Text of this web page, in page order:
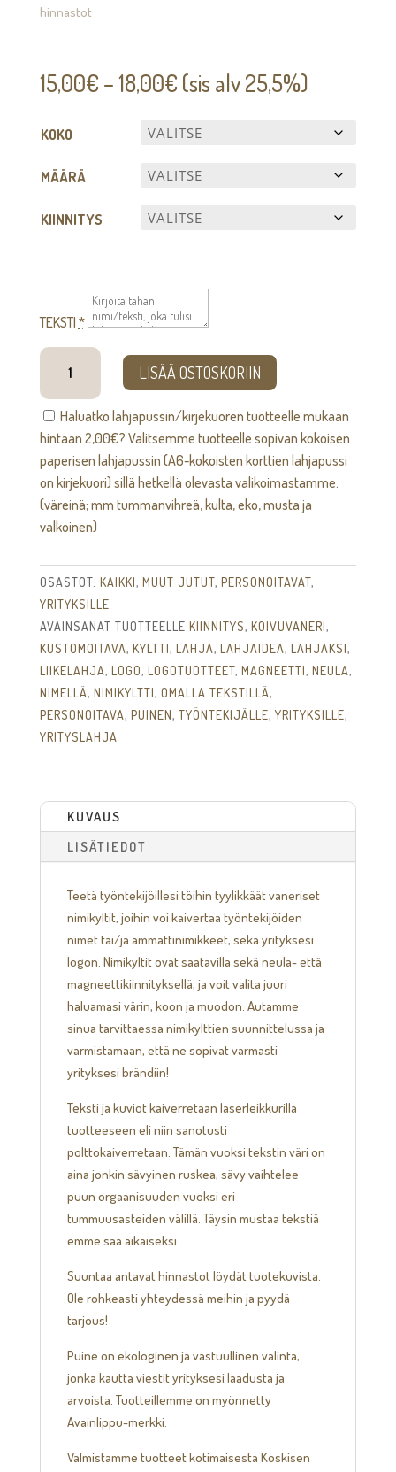
15,00€ –18,00€Hintaluokka:
-
18,00€
(sis alv 25,5%)
KOKO
MÄÄRÄ
KIINNITYS
TEKSTI *
Nimikyltti
määrä
LISÄÄ OSTOSKORIIN
Haluatko lahjapussin/kirjekuoren tuotteelle mukaan
hintaan 2,00€? Valitsemme tuotteelle sopivan kokoisen
paperisen lahjapussin (A6-kokoisten korttien lahjapussi
on kirjekuori) sillä hetkellä olevasta valikoimastamme.
(väreinä; mm tummanvihreä, kulta, eko, musta ja
valkoinen)
OSASTOT: KAIKKI, MUUT JUTUT, PERSONOITAVAT,
YRITYKSILLE
AVAINSANAT TUOTTEELLE KIINNITYS, KOIVUVANERI,
KUSTOMOITAVA, KYLTTI, LAHJA, LAHJAIDEA, LAHJAKSI,
LIIKELAHJA, LOGO, LOGOTUOTTEET, MAGNEETTI, NEULA,
NIMELLÄ, NIMIKYLTTI, OMALLA TEKSTILLÄ,
PERSONOITAVA, PUINEN, TYÖNTEKIJÄLLE, YRITYKSILLE,
YRITYSLAHJA
KUVAUS
LISÄTIEDOT
Teetä työntekijöillesi töihin tyylikkäät vaneriset
nimikyltit, joihin voi kaivertaa työntekijöiden
nimet tai/ja ammattinimikkeet, sekä yrityksesi
logon. Nimikyltit ovat saatavilla sekä neula- että
magneettikiinnityksellä, ja voit valita juuri
haluamasi värin, koon ja muodon. Autamme
sinua tarvittaessa nimikylttien suunnittelussa ja
varmistamaan, että ne sopivat varmasti
yrityksesi brändiin!
Teksti ja kuviot kaiverretaan laserleikkurilla
tuotteeseen eli niin sanotusti
polttokaiverretaan. Tämän vuoksi tekstin väri on
aina jonkin sävyinen ruskea, sävy vaihtelee
puun orgaanisuuden vuoksi eri
tummuusasteiden välillä. Täysin mustaa tekstiä
emme saa aikaiseksi.
Suuntaa antavat hinnastot löydät tuotekuvista.
Ole rohkeasti yhteydessä meihin ja pyydä
tarjous!
Puine on ekologinen ja vastuullinen valinta,
jonka kautta viestit yrityksesi laadusta ja
arvoista. Tuotteillemme on myönnetty
Avainlippu-merkki.
Valmistamme tuotteet kotimaisesta Koskisen